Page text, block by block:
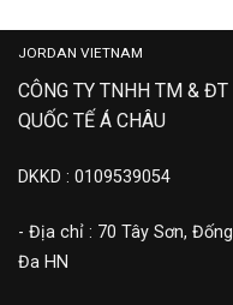
JORDAN VIETNAM
CÔNG TY TNHH TM & ĐT
QUỐC TẾ Á CHÂU
DKKD : 0109539054
- Địa chỉ : 70 Tây Sơn, Đống
Đa HN